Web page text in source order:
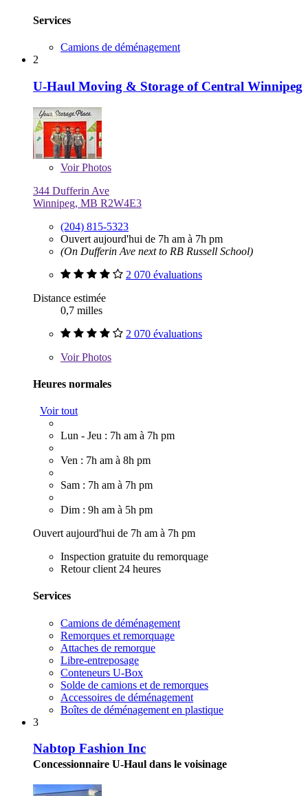
Services
Camions de déménagement
2
U-Haul Moving & Storage of Central Winnipeg
VoirPhotos
344 Dufferin Ave
Winnipeg, MB R2W4E3
(204) 815-5323
Ouvert aujourd'hui de 7h am à 7h pm
(On Dufferin Ave next to RB Russell School)
2 070 évaluations
Distance estimée
0,7 milles
2 070 évaluations
VoirPhotos
Heures normales
Voir tout
Lun - Jeu : 7h am à 7h pm
Ven : 7h am à 8h pm
Sam : 7h am à 7h pm
Dim : 9h am à 5h pm
Ouvert aujourd'hui de 7h am à 7h pm
Inspection gratuite du remorquage
Retour client 24 heures
Services
Camions de déménagement
Remorques et remorquage
Attaches de remorque
Libre-entreposage
Conteneurs U-Box
Solde de camions et de remorques
Accessoires de déménagement
Boîtes de déménagement en plastique
3
Nabtop Fashion Inc
Concessionnaire U-Haul dans le voisinage